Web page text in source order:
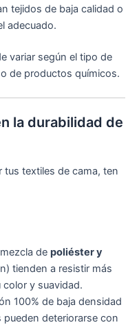
tejidos de baja calidad o
adecuado.
variar según el tipo de
de productos químicos.
la durabilidad de
tus textiles de cama, ten
de poliéster y
tienden a resistir más
y suavidad.
100% de baja densidad
deteriorarse con